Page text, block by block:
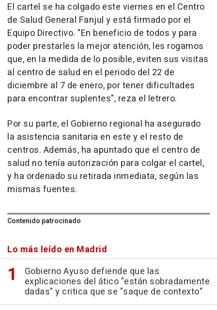
El cartel se ha colgado este viernes en el Centro
de Salud General Fanjul y está firmado por el
Equipo Directivo. "En beneficio de todos y para
poder prestarles la mejor atención, les rogamos
que, en la medida de lo posible, eviten sus visitas
al centro de salud en el periodo del 22 de
diciembre al 7 de enero, por tener dificultades
para encontrar suplentes", reza el letrero.
Por su parte, el Gobierno regional ha asegurado
la asistencia sanitaria en este y el resto de
centros. Además, ha apuntado que el centro de
salud no tenía autorización para colgar el cartel,
y ha ordenado su retirada inmediata, según las
mismas fuentes.
Contenido patrocinado
Lo más leído en Madrid
Gobierno Ayuso defiende que las
explicaciones del ático "están sobradamente
dadas" y critica que se "saque de contexto"